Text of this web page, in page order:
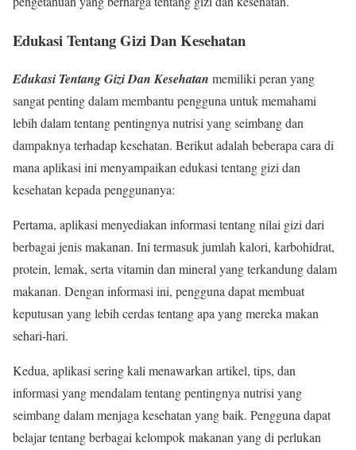
Edukasi Tentang Gizi Dan Kesehatan
Edukasi Tentang Gizi Dan Kesehatan memiliki peran yang
sangat penting dalam membantu pengguna untuk memahami
lebih dalam tentang pentingnya nutrisi yang seimbang dan
dampaknya terhadap kesehatan. Berikut adalah beberapa cara di
mana aplikasi ini menyampaikan edukasi tentang gizi dan
kesehatan kepada penggunanya:
Pertama, aplikasi menyediakan informasi tentang nilai gizi dari
berbagai jenis makanan. Ini termasuk jumlah kalori, karbohidrat,
protein, lemak, serta vitamin dan mineral yang terkandung dalam
makanan. Dengan informasi ini, pengguna dapat membuat
keputusan yang lebih cerdas tentang apa yang mereka makan
sehari-hari.
Kedua, aplikasi sering kali menawarkan artikel, tips, dan
informasi yang mendalam tentang pentingnya nutrisi yang
seimbang dalam menjaga kesehatan yang baik. Pengguna dapat
belajar tentang berbagai kelompok makanan yang di perlukan